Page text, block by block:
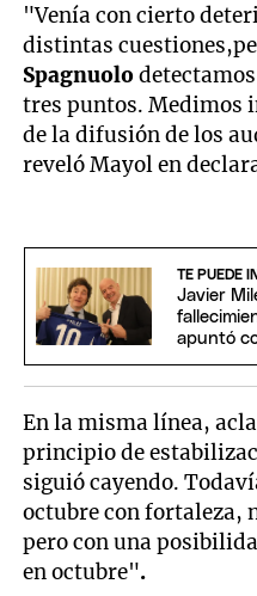
"Venía con cierto
distintas
Spagnuolo
tres puntos. Medimos
de la difusión de los
reveló Mayol en
TE PUEDE
Javier
apuntó
En la misma línea,
principio de
siguió cayendo.
octubre con fortaleza,
pero con una
en octubre".